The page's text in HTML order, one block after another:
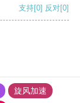
支持[0] 反对[0]
旋风加速